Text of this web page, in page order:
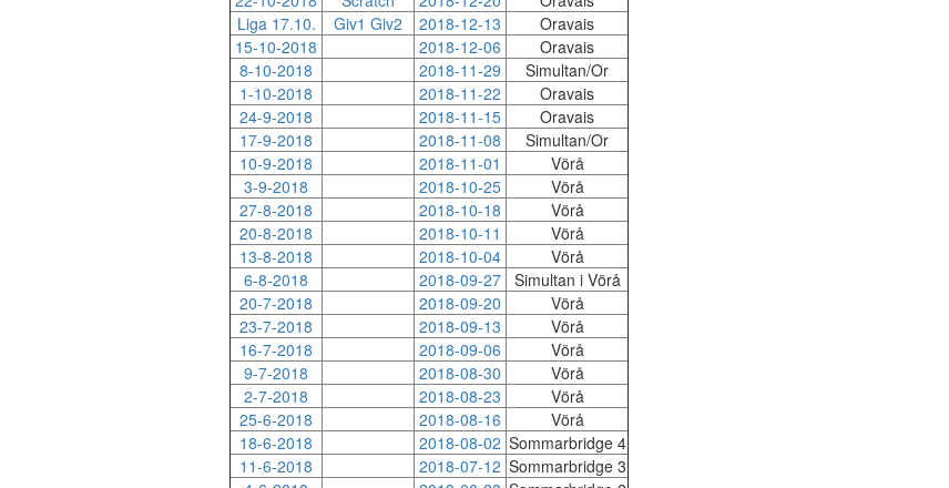
Liga 17.10.
Giv1 Giv2 2018-12-13
Oravais
15-10-2018
2018-12-06
Oravais
8-10-2018
2018-11-29
Simultan/Or
1-10-2018
2018-11-22
Oravais
24-9-2018
2018-11-15
Oravais
17-9-2018
2018-11-08
Simultan/Or
10-9-2018
2018-11-01
Vörå
3-9-2018
2018-10-25
Vörå
27-8-2018
2018-10-18
Vörå
20-8-2018
2018-10-11
Vörå
13-8-2018
2018-10-04
Vörå
6-8-2018
2018-09-27 Simultan i Vörå
20-7-2018
2018-09-20
Vörå
23-7-2018
2018-09-13
Vörå
16-7-2018
2018-09-06
Vörå
9-7-2018
2018-08-30
Vörå
2-7-2018
2018-08-23
Vörå
25-6-2018
2018-08-16
Vörå
18-6-2018
2018-08-02 Sommarbridge 4
11-6-2018
2018-07-12 Sommarbridge 3